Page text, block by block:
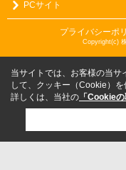
PCサイト
プライバシーポ
Copyright(c)
当サイトでは、お客様の当サ
して、クッキー（Cookie）を
詳しくは、当社の 「Cookie